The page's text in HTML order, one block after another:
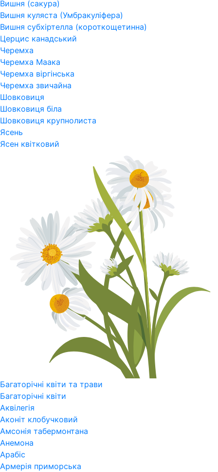
Вишня (сакура)
Вишня куляста (Умбракуліфера)
Вишня субхіртелла (короткощетинна)
Церцис канадський
Черемха
Черемха Маака
Черемха віргінська
Черемха звичайна
Шовковиця
Шовковиця біла
Шовковиця крупнолиста
Ясень
Ясен квітковий
Багаторічні квіти та трави
Багаторічні квіти
Аквілегія
Аконіт клобучковий
Амсонія табермонтана
Анемона
Арабіс
Армерія приморська